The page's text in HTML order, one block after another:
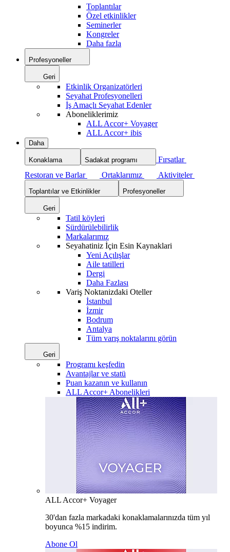
Toplantılar
Özel etkinlikler
Seminerler
Kongreler
Daha fazla
Profesyoneller
Geri
Etkinlik Organizatörleri
Seyahat Profesyonelleri
İş Amaçlı Seyahat Edenler
Aboneliklerimiz
ALL Accor+ Voyager
ALL Accor+ ibis
Daha
Konaklama Sadakat programı
Fırsatlar
Restoran ve Barlar
Ortaklarımız Aktiviteler
Toplantılar ve Etkinlikler Profesyoneller
Geri
Tatil köyleri
Sürdürülebilirlik
Markalarımız
Seyahatiniz İçin Esin Kaynaklari
Yeni Açılışlar
Aile tatilleri
Dergi
Daha Fazlası
Variş Noktanizdaki Oteller
İstanbul
İzmir
Bodrum
Antalya
Tüm varış noktalarını görün
Geri
Programı keşfedin
Avantajlar ve statü
Puan kazanın ve kullanın
ALL Accor+ Abonelikleri
ALL Accor+ Voyager
30'dan fazla markadaki konaklamalarınızda tüm yıl
boyunca %15 indirim.
Abone Ol